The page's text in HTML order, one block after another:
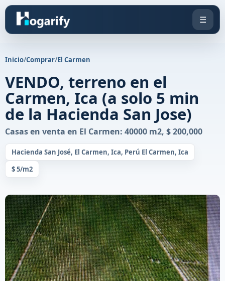
☰
Inicio/Comprar/El Carmen
VENDO, terreno en el
Carmen, Ica (a solo 5 min
de la Hacienda San Jose)
Casas en venta en El Carmen: 40000 m2, $ 200,000
Hacienda San José, El Carmen, Ica, Perú El Carmen, Ica
$ 5/m2